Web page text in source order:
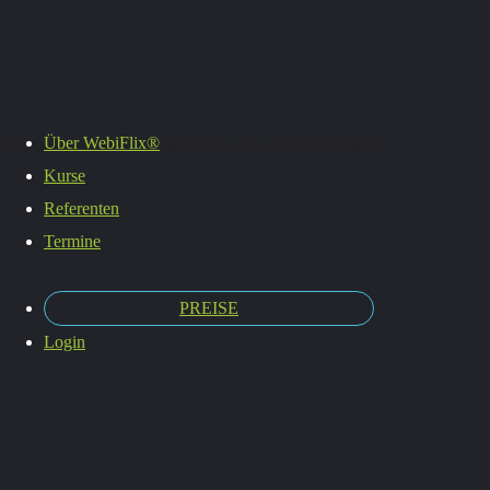
Es befinden sich keine Produkte im Warenkorb.
Über WebiFlix®
Kurse
Referenten
Termine
PREISE
Login
Termine